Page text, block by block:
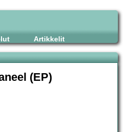
Artikkelit
(EP)